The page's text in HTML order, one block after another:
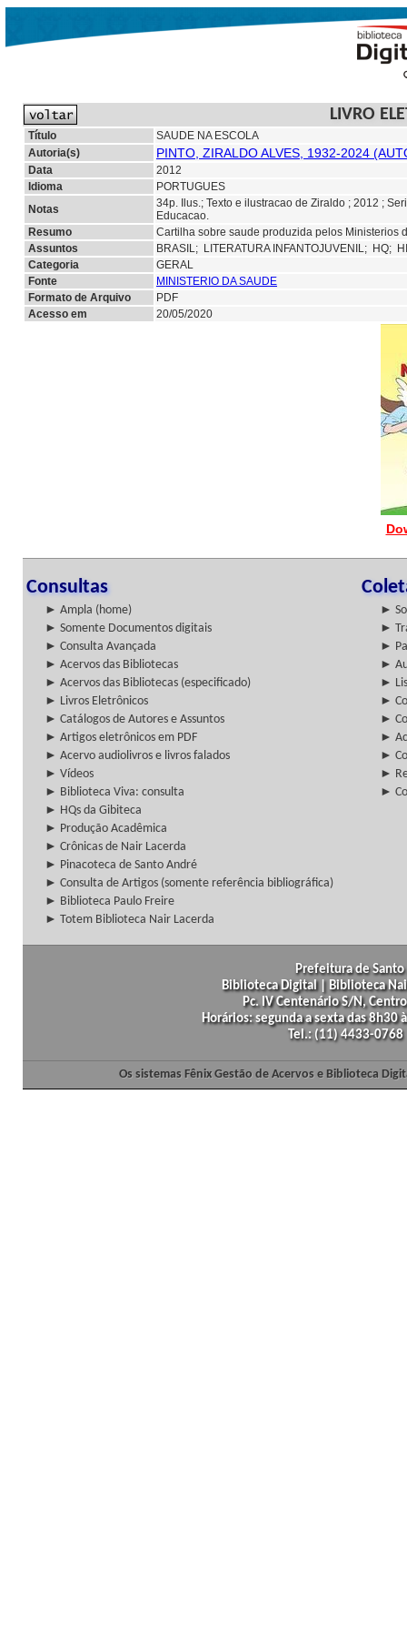
LIVRO
Título
SAUDE NA ESCOLA
Autoria(s)
PINTO, ZIRALDO ALVES, 1932-2024
Data
2012
Idioma
PORTUGUES
Notas
34p. Ilus.; Texto e ilustracao de Ziraldo ; 2012 ;
Educacao.
Resumo
Cartilha sobre saude produzida pelos Ministerios
Assuntos
BRASIL; LITERATURA INFANTOJUVENIL; HQ;
Categoria
GERAL
Fonte
MINISTERIO DA SAUDE
Formato de Arquivo
PDF
Acesso em
20/05/2020
Consultas
► Ampla (home)
►
► Somente Documentos digitais
►
► Consulta Avançada
►
► Acervos das Bibliotecas
►
► Acervos das Bibliotecas (especificado)
►
► Livros Eletrônicos
►
► Catálogos de Autores e Assuntos
►
► Artigos eletrônicos em PDF
►
► Acervo audiolivros e livros falados
►
► Vídeos
►
► Biblioteca Viva: consulta
►
► HQs da Gibiteca
► Produção Acadêmica
► Crônicas de Nair Lacerda
► Pinacoteca de Santo André
► Consulta de Artigos (somente referência bibliográfica)
► Biblioteca Paulo Freire
► Totem Biblioteca Nair Lacerda
Prefeitura de
Biblioteca Digital | Biblioteca
Pc. IV Centenário S/N,
Horários: segunda a sexta das
Tel.: (11) 4433-
Os sistemas Fênix Gestão de Acervos e Biblioteca